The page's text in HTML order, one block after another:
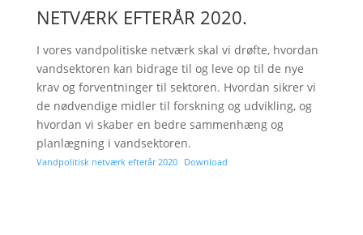
NETVÆRK EFTERÅR 2020.
I vores vandpolitiske netværk skal vi drøfte, hvordan
vandsektoren kan bidrage til og leve op til de nye
krav og forventninger til sektoren. Hvordan sikrer vi
de nødvendige midler til forskning og udvikling, og
hvordan vi skaber en bedre sammenhæng og
planlægning i vandsektoren.
Vandpolitisk netværk efterår 2020 Download